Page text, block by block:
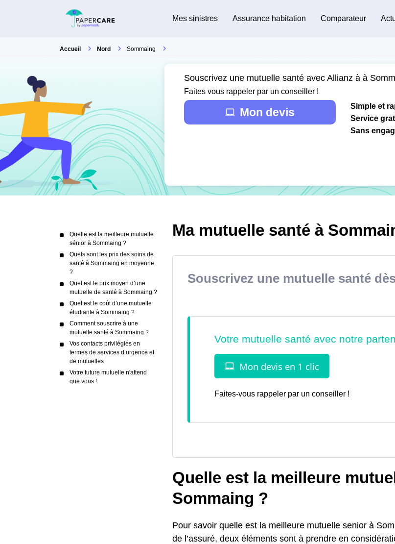
Mes sinistres Assurance habitation Comparateur
Accueil Nord Sommaing
Souscrivez une mutuelle santé avec Allianz à à
Faites vous rappeler par un conseiller !
Mon devis
Simple et
Service
Sans
Quelle est la meilleure mutuelle
sénior à Sommaing ?
Quels sont les prix des soins de
santé à Sommaing en moyenne
?
Quel est le prix moyen d’une
mutuelle de santé à Sommaing ?
Quel est le coût d’une mutuelle
étudiante à Sommaing ?
Comment souscrire à une
mutuelle santé à Sommaing ?
Vos contacts privilégiés en
termes de services d’urgence et
de mutuelles
Votre future mutuelle n'attend
que vous !
Ma mutuelle santé à
Souscrivez une mutuelle santé
Faites-vous rappeler par un conseiller !
Quelle est la meilleure
Sommaing ?
Pour savoir quelle est la meilleure mutuelle senior à
de l’assuré, deux éléments sont à prendre en